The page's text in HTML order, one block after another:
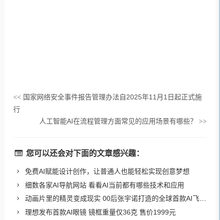
<<国家网络安全事件报告管理办法自2025年11月1日起正式施
行
人工智能AI在流程管理方面常见的应用场景有哪些？>>
您可以还会对下面的文章感兴趣：
免费AI赋能设计创作，让普通人也能轻松实现创意梦想
细数各家AI导航网站 看看AI当前都有哪些技术和应用
动画片里的精灵变成现实 00后张宇诺打造的全球首款AI飞行陪伴机器人Skyris
理想发布首款AI眼镜 镜框重量仅36克 售价1999元